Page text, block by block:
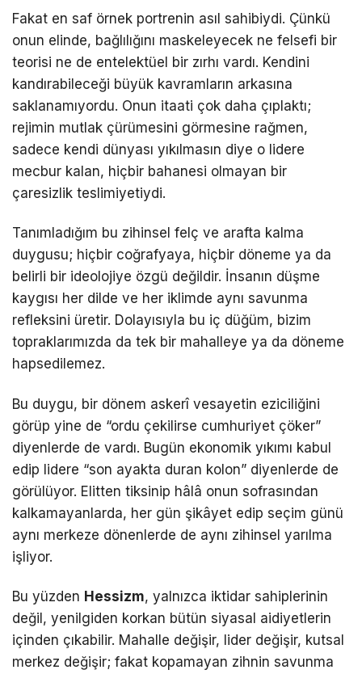
Fakat en saf örnek portrenin asıl sahibiydi. Çünkü
onun elinde, bağlılığını maskeleyecek ne felsefi bir
teorisi ne de entelektüel bir zırhı vardı. Kendini
kandırabileceği büyük kavramların arkasına
saklanamıyordu. Onun itaati çok daha çıplaktı;
rejimin mutlak çürümesini görmesine rağmen,
sadece kendi dünyası yıkılmasın diye o lidere
mecbur kalan, hiçbir bahanesi olmayan bir
çaresizlik teslimiyetiydi.
Tanımladığım bu zihinsel felç ve arafta kalma
duygusu; hiçbir coğrafyaya, hiçbir döneme ya da
belirli bir ideolojiye özgü değildir. İnsanın düşme
kaygısı her dilde ve her iklimde aynı savunma
refleksini üretir. Dolayısıyla bu iç düğüm, bizim
topraklarımızda da tek bir mahalleye ya da döneme
hapsedilemez.
Bu duygu, bir dönem askerî vesayetin eziciliğini
görüp yine de “ordu çekilirse cumhuriyet çöker”
diyenlerde de vardı. Bugün ekonomik yıkımı kabul
edip lidere “son ayakta duran kolon” diyenlerde de
görülüyor. Elitten tiksinip hâlâ onun sofrasından
kalkamayanlarda, her gün şikâyet edip seçim günü
aynı merkeze dönenlerde de aynı zihinsel yarılma
işliyor.
Bu yüzden Hessizm, yalnızca iktidar sahiplerinin
değil, yenilgiden korkan bütün siyasal aidiyetlerin
içinden çıkabilir. Mahalle değişir, lider değişir, kutsal
merkez değişir; fakat kopamayan zihnin savunma